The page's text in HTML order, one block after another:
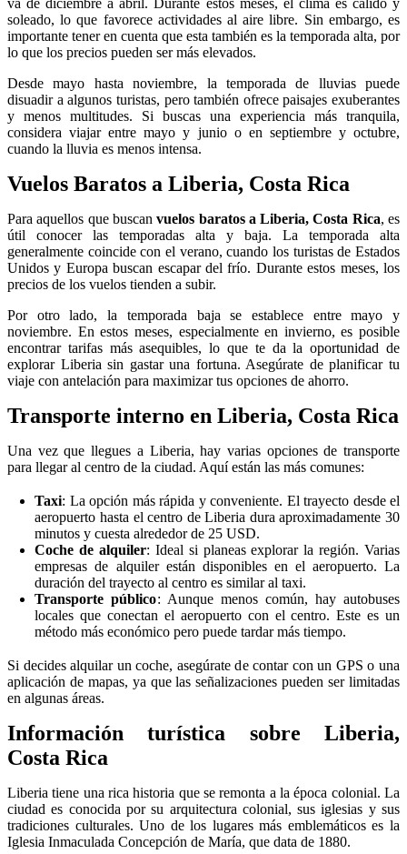
soleado, lo que favorece actividades al aire libre. Sin embargo, es
importante tener en cuenta que esta también es la temporada alta, por
lo que los precios pueden ser más elevados.
Desde mayo hasta noviembre, la temporada de lluvias puede
disuadir a algunos turistas, pero también ofrece paisajes exuberantes
y menos multitudes. Si buscas una experiencia más tranquila,
considera viajar entre mayo y junio o en septiembre y octubre,
cuando la lluvia es menos intensa.
Vuelos Baratos a Liberia, Costa Rica
Para aquellos que buscanvuelos baratos a Liberia, Costa Rica, es
útil conocer las temporadas alta y baja. La temporada alta
generalmente coincide con el verano, cuando los turistas de Estados
Unidos y Europa buscan escapar del frío. Durante estos meses, los
precios de los vuelos tienden a subir.
Por otro lado, la temporada baja se establece entre mayo y
noviembre. En estos meses, especialmente en invierno, es posible
encontrar tarifas más asequibles, lo que te da la oportunidad de
explorar Liberia sin gastar una fortuna. Asegúrate de planificar tu
viaje con antelación para maximizar tus opciones de ahorro.
Transporte interno en Liberia, Costa Rica
Una vez que llegues a Liberia, hay varias opciones de transporte
para llegar al centro de la ciudad. Aquí están las más comunes:
Taxi: La opción más rápida y conveniente. El trayecto desde el
aeropuerto hasta el centro de Liberia dura aproximadamente 30
minutos y cuesta alrededor de 25 USD.
Coche de alquiler: Ideal si planeas explorar la región. Varias
empresas de alquiler están disponibles en el aeropuerto. La
duración del trayecto al centro es similar al taxi.
Transporte público: Aunque menos común, hay autobuses
locales que conectan el aeropuerto con el centro. Este es un
método más económico pero puede tardar más tiempo.
Si decides alquilar un coche, asegúrate de contar con un GPS o una
aplicación de mapas, ya que las señalizaciones pueden ser limitadas
en algunas áreas.
Información turística sobre Liberia,
Costa Rica
Liberia tiene una rica historia que se remonta a la época colonial. La
ciudad es conocida por su arquitectura colonial, sus iglesias y sus
tradiciones culturales. Uno de los lugares más emblemáticos es la
Iglesia Inmaculada Concepción de María, que data de 1880.